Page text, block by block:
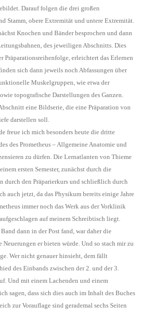
Darauf folgen die drei großen
Stamm, obere Extremität und untere Extremität.
Knochen und Bänder besprochen und dann
des jeweiligen Abschnitts. Dies
Präparationsreihenfolge, erleichtert das Erlernen
sich dann jeweils noch Abfassungen über
Muskelgruppen, wie etwa der
topografische Darstellungen des Ganzen.
eine Bildserie, die eine Präparation von
darstellen soll.
freue ich mich besonders heute die dritte
des Prometheus – Allgemeine Anatomie und
zu dürfen. Die Lernatlanten von Thieme
ersten Semester, zunächst durch die
durch den Präparierkurs und schließlich durch
auch jetzt, da das Physikum bereits einige Jahre
immer noch das Werk aus der Vorklinik
auf meinem Schreibtisch liegt.
dann in der Post fand, war daher die
er bieten würde. Und so stach mir zu
Wer nicht genauer hinsieht, dem fällt
des Einbands zwischen der 2. und der 3.
Und mit einem Lachenden und einem
sagen, dass sich dies auch im Inhalt des Buches
zur Vorauflage sind gerademal sechs Seiten